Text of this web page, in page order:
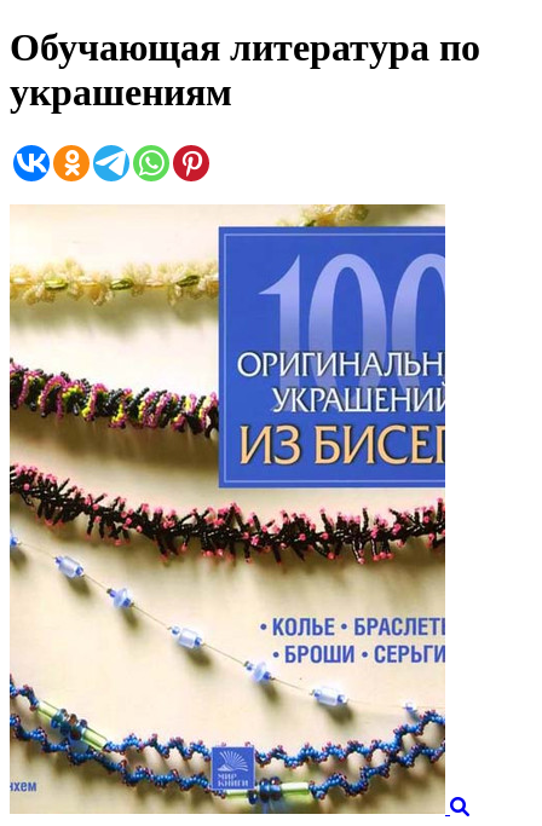
Обучающая литература по
украшениям